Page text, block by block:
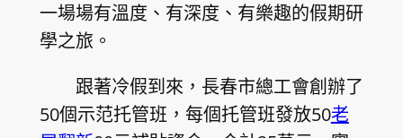
一場場有溫度、有深度、有樂趣的假期研
學之旅。
跟著冷假到來，長春市總工會創辦了
50個示范托管班，每個托管班發放50老